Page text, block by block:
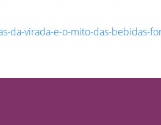
da-virada-e-o-mito-das-bebidas-